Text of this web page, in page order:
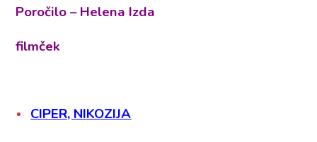
Poročilo – Helena Izda
filmček
CIPER, NIKOZIJA